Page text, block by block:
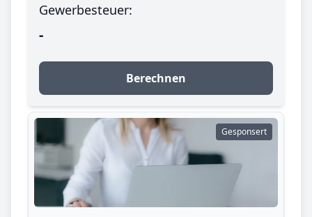
Gewerbesteuer:
-
Berechnen
Gesponsert